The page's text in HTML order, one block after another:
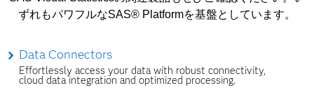
ずれもパワフルなSAS® Platformを基盤としています。
Data Connectors
Effortlessly access your data with robust connectivity,
cloud data integration and optimized processing.